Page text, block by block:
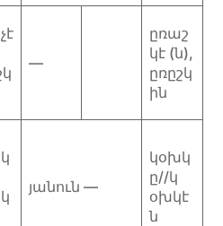
—
ըռաշ
կէ (ն),
ըռըշկ
ին
յանուն —
կօխկ
ը//կ
օխկէ
ն